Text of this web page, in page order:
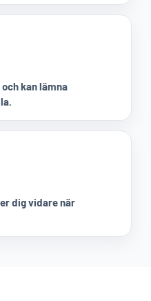
kan lämna
dig vidare när